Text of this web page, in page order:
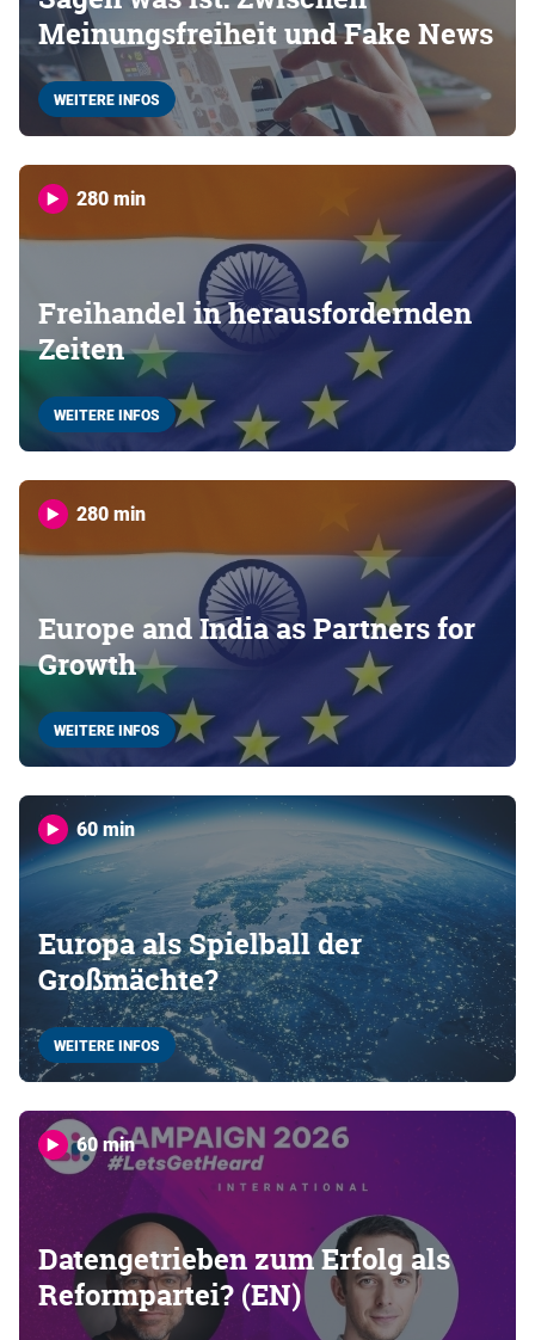
Meinungsfreiheit und Fake News
WEITERE INFOS
280 min
Freihandel in herausfordernden
Zeiten
WEITERE INFOS
280 min
Europe and India as Partners for
Growth
WEITERE INFOS
60 min
Europa als Spielball der
Großmächte?
WEITERE INFOS
60 min
Datengetrieben zum Erfolg als
Reformpartei? (EN)